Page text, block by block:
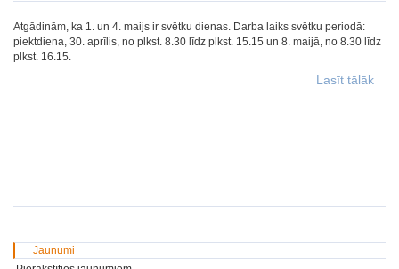
Atgādinām, ka 1. un 4. maijs ir svētku dienas. Darba laiks svētku periodā:
piektdiena, 30. aprīlis, no plkst. 8.30 līdz plkst. 15.15 un 8. maijā, no 8.30 līdz
plkst. 16.15.
Lasīt tālāk
Jaunumi